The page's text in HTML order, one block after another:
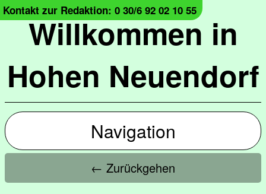
Willkommen in
Hohen Neuendorf
Kontakt zur Redaktion: 0 30/6 92 02 10 55
Navigation
← Zurückgehen